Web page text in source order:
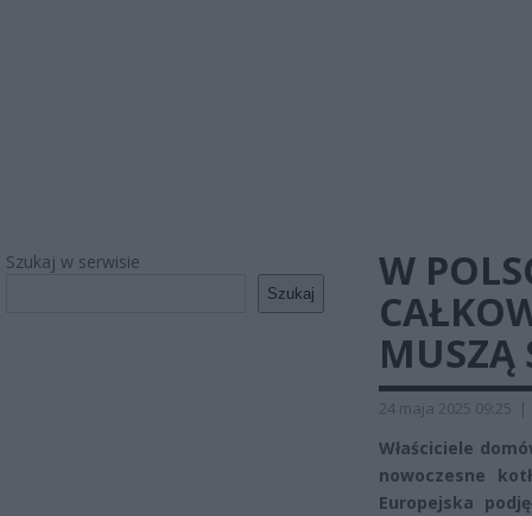
Szukaj w serwisie
Szukaj
W
MUSZĄ
24 maja 2025 09:25 |
Właściciele
nowoczesne
Europejska